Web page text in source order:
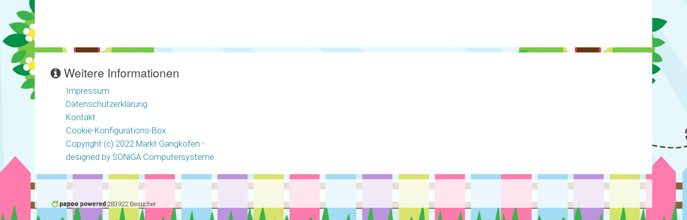
Weitere Informationen
Impressum
Datenschutzerklärung
Kontakt
Cookie-Konfigurations-Box
Copyright (c) 2022 Markt Gangkofen -
designed by SONiGA Computersysteme
283922 Besucher